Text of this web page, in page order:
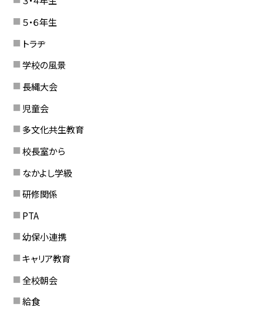
５・６年生
トラヂ
学校の風景
長縄大会
児童会
多文化共生教育
校長室から
なかよし学級
研修関係
PTA
幼保小連携
キャリア教育
全校朝会
給食